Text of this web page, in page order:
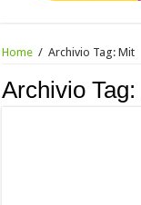
Home / Archivio Tag:Mit
Archivio Tag: